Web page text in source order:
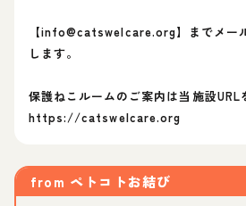
【info@catswelcare.org】までメー
します。
保護ねこルームのご案内は当施設URL
https://catswelcare.org
from ペトコトお結び